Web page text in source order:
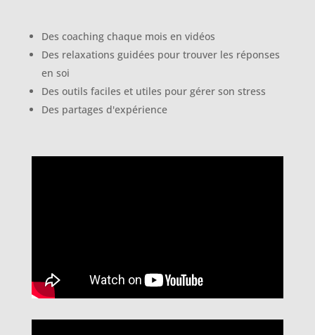
Des coaching chaque mois en vidéos
Des relaxations guidées pour trouver les réponses
en soi
Des outils faciles et utiles pour gérer son stress
Des partages d'expérience